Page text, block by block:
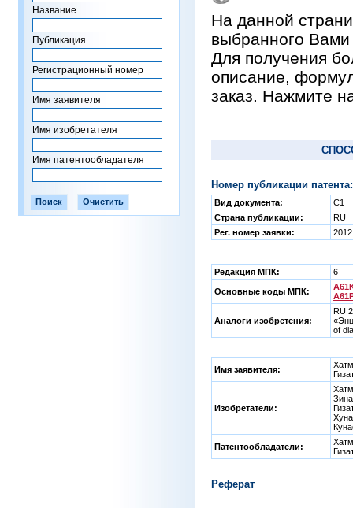
Название
Публикация
Регистрационный номер
Имя заявителя
Имя изобретателя
Имя патентообладателя
На данной
выбранного Вами
Для получения
описание,
заказ. Нажмите
Номер публикации
Вид документа:
C1
Страна публикации:
RU
Рег. номер заявки:
Редакция МПК: 6
Основные коды МПК:
Аналоги изобретения:
RU
of
Имя заявителя:
Изобретатели:
Патентообладатели:
Реферат